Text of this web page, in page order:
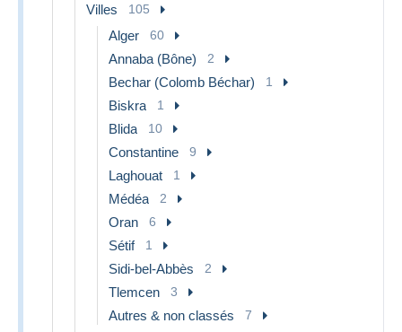
Villes 105
Alger 60
Annaba (Bône) 2
Bechar (Colomb Béchar) 1
Biskra 1
Blida 10
Constantine 9
Laghouat 1
Médéa 2
Oran 6
Sétif 1
Sidi-bel-Abbès 2
Tlemcen 3
Autres & non classés 7